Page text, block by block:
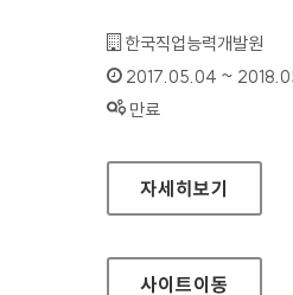
기관명 :
한국직업능력개발원
인증기간 :
2017.05.04 ~
상태 :
만료
산들바람 진로멘토
자세히보기
사이트이동